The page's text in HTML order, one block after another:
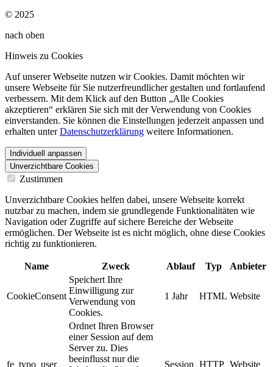
© 2025
nach oben
Hinweis zu Cookies
Auf unserer Webseite nutzen wir Cookies. Damit möchten wir
unsere Webseite für Sie nutzerfreundlicher gestalten und fortlaufend
verbessern. Mit dem Klick auf den Button „Alle Cookies
akzeptieren“ erklären Sie sich mit der Verwendung von Cookies
einverstanden. Sie können die Einstellungen jederzeit anpassen und
erhalten unterDatenschutzerklärung weitere Informationen.
Individuell anpassen
Unverzichtbare Cookies
Zustimmen
Unverzichtbare Cookies helfen dabei, unsere Webseite korrekt
nutzbar zu machen, indem sie grundlegende Funktionalitäten wie
Navigation oder Zugriffe auf sichere Bereiche der Webseite
ermöglichen. Der Webseite ist es nicht möglich, ohne diese Cookies
richtig zu funktionieren.
Name Zweck Ablauf Typ Anbieter
CookieConsent
Speichert Ihre
Einwilligung zur
Verwendung von
Cookies.
1 Jahr HTML Website
fe_typo_user
Ordnet Ihren Browser
einer Session auf dem
Server zu. Dies
beeinflusst nur die
Session HTTP Website